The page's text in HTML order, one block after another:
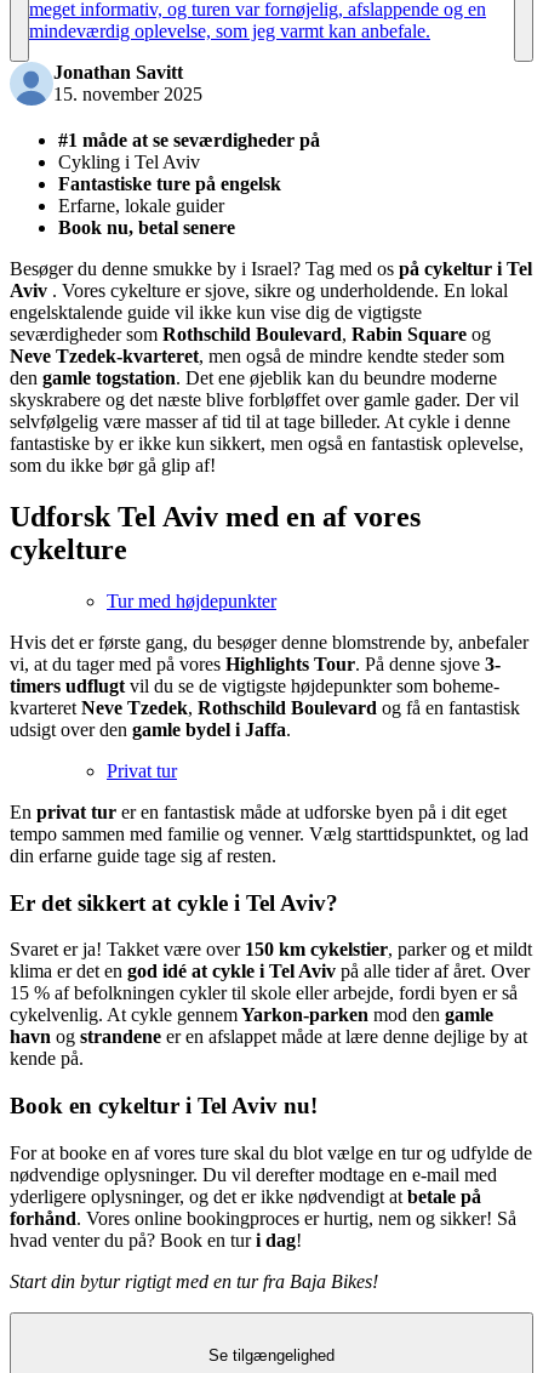
meget informativ, og turen var fornøjelig, afslappende og en
mindeværdig oplevelse, som jeg varmt kan anbefale.
Jonathan Savitt
15. november 2025
#1 måde at se seværdigheder på
Cykling i Tel Aviv
Fantastiske ture på engelsk
Erfarne, lokale guider
Book nu, betal senere
Besøger du denne smukke by i Israel? Tag med os på cykeltur i Tel
Aviv . Vores cykelture er sjove, sikre og underholdende. En lokal
engelsktalende guide vil ikke kun vise dig de vigtigste
seværdigheder som Rothschild Boulevard, Rabin Square og
Neve Tzedek-kvarteret, men også de mindre kendte steder som
den gamle togstation. Det ene øjeblik kan du beundre moderne
skyskrabere og det næste blive forbløffet over gamle gader. Der vil
selvfølgelig være masser af tid til at tage billeder. At cykle i denne
fantastiske by er ikke kun sikkert, men også en fantastisk oplevelse,
som du ikke bør gå glip af!
Udforsk Tel Aviv med en af vores
cykelture
Tur med højdepunkter
Hvis det er første gang, du besøger denne blomstrende by, anbefaler
vi, at du tager med på vores Highlights Tour. På denne sjove 3-
timers udflugt vil du se de vigtigste højdepunkter som boheme-
kvarteret Neve Tzedek, Rothschild Boulevard og få en fantastisk
udsigt over den gamle bydel i Jaffa.
Privat tur
En privat tur er en fantastisk måde at udforske byen på i dit eget
tempo sammen med familie og venner. Vælg starttidspunktet, og lad
din erfarne guide tage sig af resten.
Er det sikkert at cykle i Tel Aviv?
Svaret er ja! Takket være over 150 km cykelstier, parker og et mildt
klima er det en god idé at cykle i Tel Aviv på alle tider af året. Over
15 % af befolkningen cykler til skole eller arbejde, fordi byen er så
cykelvenlig. At cykle gennemYarkon-parken mod den gamle
havn og strandene er en afslappet måde at lære denne dejlige by at
kende på.
Book en cykeltur i Tel Aviv nu!
For at booke en af vores ture skal du blot vælge en tur og udfylde de
nødvendige oplysninger. Du vil derefter modtage en e-mail med
yderligere oplysninger, og det er ikke nødvendigt at betale på
forhånd. Vores online bookingproces er hurtig, nem og sikker! Så
hvad venter du på? Book en turi dag!
Start din bytur rigtigt med en tur fra Baja Bikes!
Se tilgængelighed